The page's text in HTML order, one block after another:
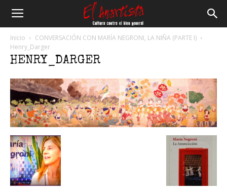
Anartista
Inicio
CONVERSACIÓN CON MARÍA NEGRONI, LA NIÑA (PARTE I)
Henry_Darger
HENRY_DARGER